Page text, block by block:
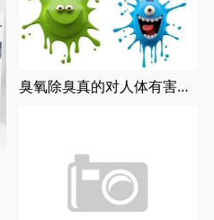
臭氧除臭真的对人体有害吗？